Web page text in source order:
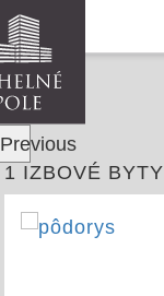
Previous
1 IZBOVÉ BYTY